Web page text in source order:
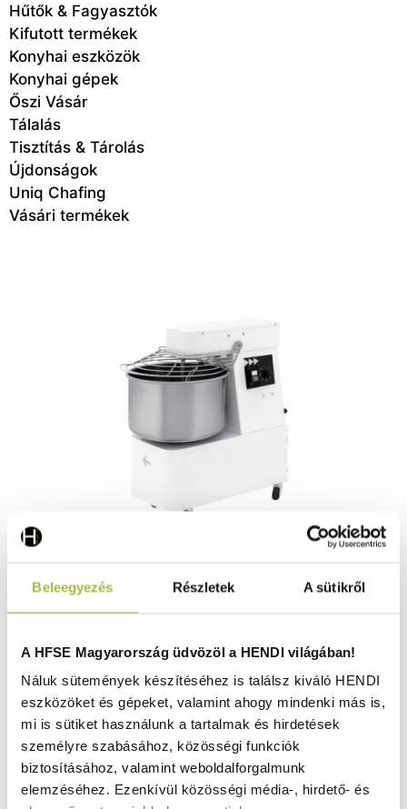
Beleegyezés Részletek A sütikről
A HFSE Magyarország üdvözöl a HENDI világában!
Náluk sütemények készítéséhez is találsz kiváló HENDI
eszközöket és gépeket, valamint ahogy mindenki más is,
mi is sütiket használunk a tartalmak és hirdetések
személyre szabásához, közösségi funkciók
biztosításához, valamint weboldalforgalmunk
elemzéséhez. Ezenkívül közösségi média-, hirdető- és
Hűtők & Fagyasztók
Kifutott termékek
Konyhai eszközök
Konyhai gépek
Őszi Vásár
Tálalás
Tisztítás & Tárolás
Újdonságok
Uniq Chafing
Vásári termékek
kg/h – 48L – 400V/2200W – 480x805x(H)850mm - HENDI
1.111.700Ft
(875.354Ft+ ÁFA)
KOSÁRBA